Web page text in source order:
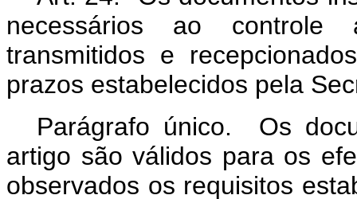
necessários ao controle
transmitidos e
prazos estabelecidos pela
Parágrafo único. Os
artigo são válidos para os
observados os requisitos